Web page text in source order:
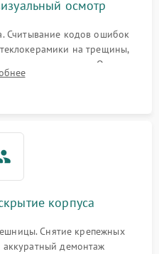
осмотр
Считывание кодов ошибок
на трещины,
нагрева. Опрос
не видит посуду,
корпуса
Снятие крепежных
демонтаж